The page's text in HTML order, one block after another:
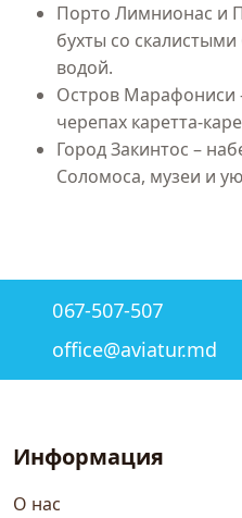
Порто Лимнионас и
бухты со
водой.
Остров Марафониси
черепах каретта-
Город Закинтос –
Соломоса, музеи и
067-507-507
office@aviatur.md
Информация
О нас